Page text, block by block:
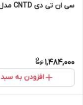
1,484,000
افزودن به سبد